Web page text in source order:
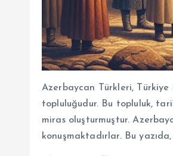
Azerbaycan Türkleri,
topluluğudur. Bu topluluk,
miras oluşturmuştur.
konuşmaktadırlar. Bu